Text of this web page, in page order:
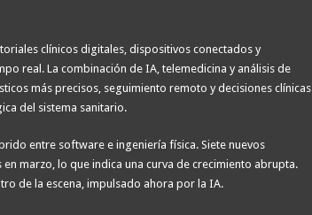
clínicos digitales, dispositivos conectados y
real. La combinación de IA, telemedicina y análisis de
más precisos, seguimiento remoto y decisiones clínicas
del sistema sanitario.
entre software e ingeniería física. Siete nuevos
marzo, lo que indica una curva de crecimiento abrupta.
de la escena, impulsado ahora por la IA.